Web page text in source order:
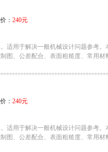
： 240元
适用于解决一般机械设计问题参考。
图、公差配合、表面粗糙度、常用材
： 240元
适用于解决一般机械设计问题参考。
图、公差配合、表面粗糙度、常用材